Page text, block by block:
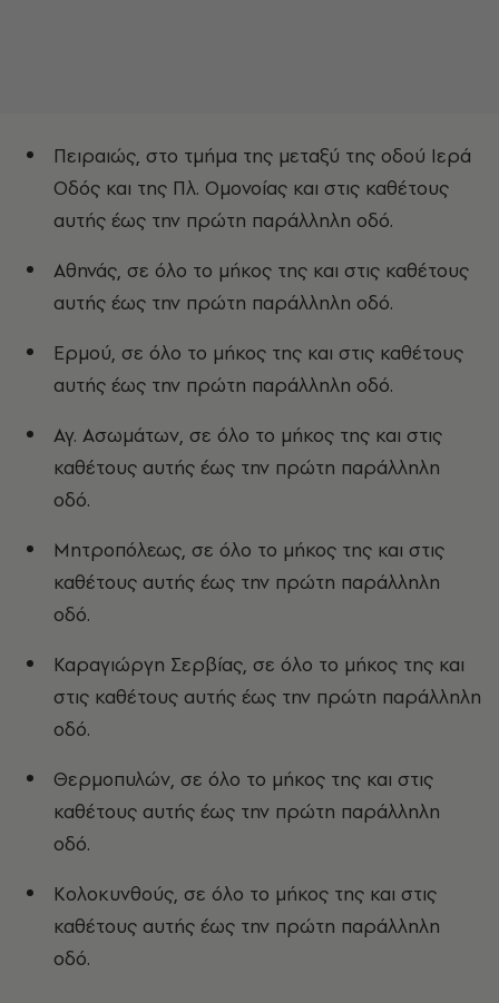
Πειραιώς, στο τμήμα της μεταξύ της οδού Ιερά
Οδός και της Πλ. Ομονοίας και στις καθέτους
αυτής έως την πρώτη παράλληλη οδό.
Αθηνάς, σε όλο το μήκος της και στις καθέτους
αυτής έως την πρώτη παράλληλη οδό.
Ερμού, σε όλο το μήκος της και στις καθέτους
αυτής έως την πρώτη παράλληλη οδό.
Αγ. Ασωμάτων, σε όλο το μήκος της και στις
καθέτους αυτής έως την πρώτη παράλληλη
οδό.
Μητροπόλεως, σε όλο το μήκος της και στις
καθέτους αυτής έως την πρώτη παράλληλη
οδό.
Καραγιώργη Σερβίας, σε όλο το μήκος της και
στις καθέτους αυτής έως την πρώτη παράλληλη
οδό.
Θερμοπυλών, σε όλο το μήκος της και στις
καθέτους αυτής έως την πρώτη παράλληλη
οδό.
Κολοκυνθούς, σε όλο το μήκος της και στις
καθέτους αυτής έως την πρώτη παράλληλη
οδό.